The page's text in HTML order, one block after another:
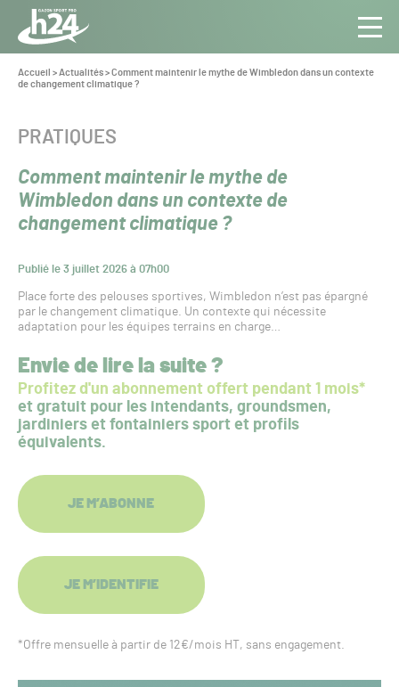
Panneau de gestion des cookies
Aller au contenu
Toute
l’info
du Gazon
Vous
êtes
Accueil >Actualités>Comment maintenir le mythe de Wimbledon dans un contexte
de changement climatique ?
Comment maintenir le mythe de
Wimbledon dans un contexte de
changement climatique ?
Publié le 3 juillet 2026 à 07h00
CATÉGORIE :
PRATIQUES
Place forte des pelouses sportives, Wimbledon n’est pas épargné
par le changement climatique. Un contexte qui nécessite
adaptation pour les équipes terrains en charge…
Envie de lire la suite ?
Profitez d'un abonnement offert pendant 1 mois*
et gratuit pour les intendants, groundsmen,
jardiniers et fontainiers sport et profils
équivalents.
JE M’ABONNE
JE M’IDENTIFIE
*Offre mensuelle à partir de 12€/mois HT, sans engagement.